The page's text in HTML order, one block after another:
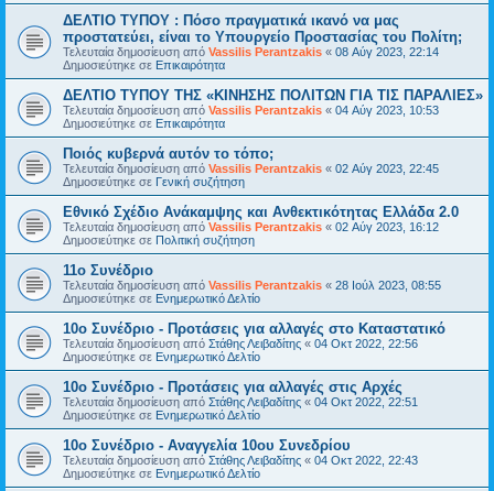
ΔΕΛΤΙΟ ΤΥΠΟΥ : Πόσο πραγματικά ικανό να μας
προστατεύει, είναι το Υπουργείο Προστασίας του Πολίτη;
Τελευταία δημοσίευση από Vassilis Perantzakis « 08 Αύγ 2023, 22:14
Δημοσιεύτηκε σε Επικαιρότητα
ΔΕΛΤΙΟ ΤΥΠΟΥ ΤΗΣ «ΚΙΝΗΣΗΣ ΠΟΛΙΤΩΝ ΓΙΑ ΤΙΣ ΠΑΡΑΛΙΕΣ»
Τελευταία δημοσίευση από Vassilis Perantzakis « 04 Αύγ 2023, 10:53
Δημοσιεύτηκε σε Επικαιρότητα
Ποιός κυβερνά αυτόν το τόπο;
Τελευταία δημοσίευση από Vassilis Perantzakis « 02 Αύγ 2023, 22:45
Δημοσιεύτηκε σε Γενική συζήτηση
Eθνικό Σχέδιο Ανάκαμψης και Ανθεκτικότητας Ελλάδα 2.0
Τελευταία δημοσίευση από Vassilis Perantzakis « 02 Αύγ 2023, 16:12
Δημοσιεύτηκε σε Πολιτική συζήτηση
11o Συνέδριο
Τελευταία δημοσίευση από Vassilis Perantzakis « 28 Ιούλ 2023, 08:55
Δημοσιεύτηκε σε Ενημερωτικό Δελτίο
10ο Συνέδριο - Προτάσεις για αλλαγές στο Καταστατικό
Τελευταία δημοσίευση από Στάθης Λειβαδίτης « 04 Οκτ 2022, 22:56
Δημοσιεύτηκε σε Ενημερωτικό Δελτίο
10ο Συνέδριο - Προτάσεις για αλλαγές στις Αρχές
Τελευταία δημοσίευση από Στάθης Λειβαδίτης « 04 Οκτ 2022, 22:51
Δημοσιεύτηκε σε Ενημερωτικό Δελτίο
10ο Συνέδριο - Αναγγελία 10ου Συνεδρίου
Τελευταία δημοσίευση από Στάθης Λειβαδίτης « 04 Οκτ 2022, 22:43
Δημοσιεύτηκε σε Ενημερωτικό Δελτίο